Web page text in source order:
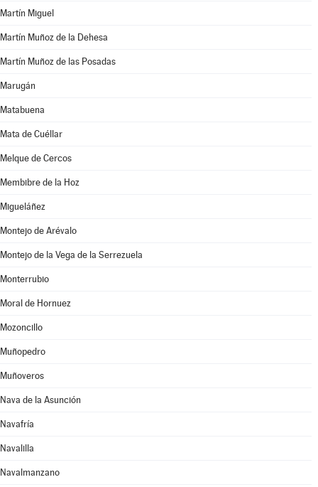
Martín Miguel
Martín Muñoz de la Dehesa
Martín Muñoz de las Posadas
Marugán
Matabuena
Mata de Cuéllar
Melque de Cercos
Membibre de la Hoz
Migueláñez
Montejo de Arévalo
Montejo de la Vega de la Serrezuela
Monterrubio
Moral de Hornuez
Mozoncillo
Muñopedro
Muñoveros
Nava de la Asunción
Navafría
Navalilla
Navalmanzano